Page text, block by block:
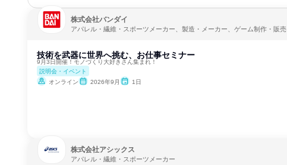
株式会社バンダイ
アパレル・繊維・スポーツメーカー、製造・メーカー、ゲーム制作・販売
技術を武器に世界へ挑む、お仕事セミナー
9月3日開催！モノづくり大好きさん集まれ！
説明会・イベント
オンライン
2026年9月 1日
株式会社アシックス
アパレル・繊維・スポーツメーカー